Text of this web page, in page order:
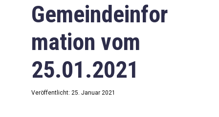
Gemeindeinfor
mation vom
25.01.2021
Veröffentlicht: 25. Januar 2021